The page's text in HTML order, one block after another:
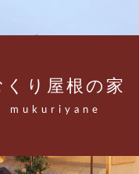
くり屋根の家
mukuriyane